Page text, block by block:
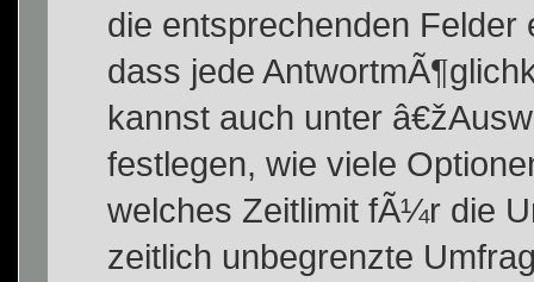
die entsprechenden Felder
dass jede
kannst auch unter
festlegen, wie viele
welches Zeitlimit fÃ¼r die
zeitlich unbegrenzte